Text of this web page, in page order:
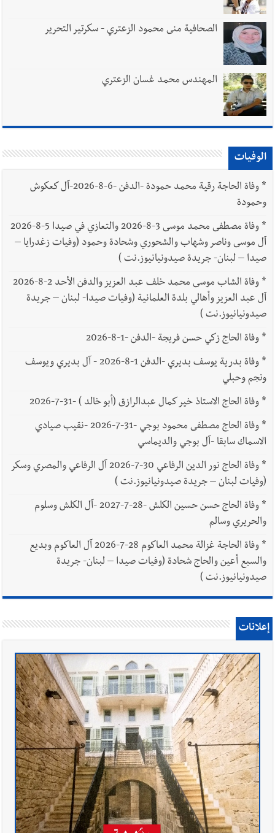
الصحافية منى محمود الزعتري - سكرتير التحرير
المهندس محمد غسان الزعتري
الوفيات
*
وفاة الحاجة رقية محمد حمودة -الدفن -6-8-2026-آل كعكوش
وحمودة
*
وفاة مصطفى محمد موسى 3-8-2026 والتعازي في صيدا 5-8-2026
آل موسى وناصر وشهاب والشحوري وشحادة وحمود (وفيات زغدرايا –
صيدا – لبنان- جريدة صيدونيانيوز.نت )
*
وفاة الشاب موسى محمد خلف عبد العزيز والدفن الأحد 2-8-2026
آل عبد العزيز وأهالي بلدة العلمانية (وفيات صيدا- لبنان – جريدة
صيدونيانيوز.نت )
*وفاة الحاج زكي حسن فريجة -الدفن -1-8-2026
*
وفاة بدرية يوسف بديري -الدفن 1-8-2026 - آل بديري ويوسف
ونجم وحبلي
*وفاة الحاج الاستاذ خير كمال عبدالرازق (أبو خالد ) -31-7-2026
*
وفاة الحاج مصطفى محمود بوجي -31-7-2026 -نقيب صيادي
الاسماك سابقا -آل بوجي والديماسي
*
وفاة الحاج نور الدين الرفاعي 30-7-2026 آل الرفاعي والمصري وسكر
(وفيات لبنان – جريدة صيدونيانيوز.نت )
*
وفاة الحاج حسن حسين الكلش -28-7-2027 -آل الكلش وسلوم
والحريري وسالم
*
وفاة الحاجة غزالة محمد العاكوم 28-7-2026 آل العاكوم وبديع
والسبع أعين والحاج شحادة (وفيات صيدا – لبنان- جريدة
صيدونيانيوز.نت )
إعلانات